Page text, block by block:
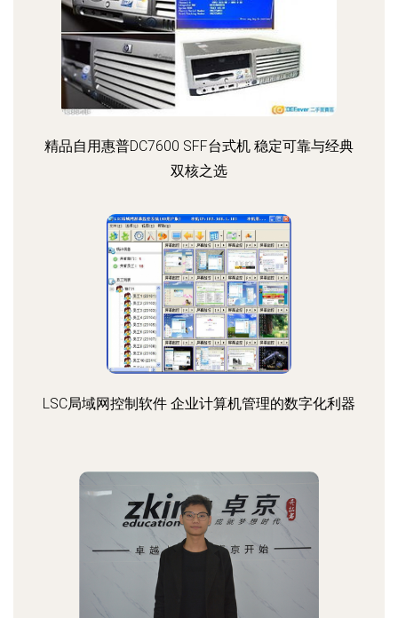
精品自用惠普DC7600 SFF台式机 稳定可靠与经典
双核之选
LSC局域网控制软件 企业计算机管理的数字化利器